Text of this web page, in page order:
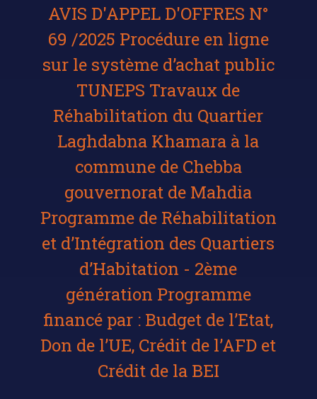
AVIS D'APPEL D'OFFRES N°
69 /2025 Procédure en ligne
sur le système d’achat public
TUNEPS Travaux de
Réhabilitation du Quartier
Laghdabna Khamara à la
commune de Chebba
gouvernorat de Mahdia
Programme de Réhabilitation
et d’Intégration des Quartiers
d’Habitation - 2ème
génération Programme
financé par : Budget de l’Etat,
Don de l’UE, Crédit de l’AFD et
Crédit de la BEI